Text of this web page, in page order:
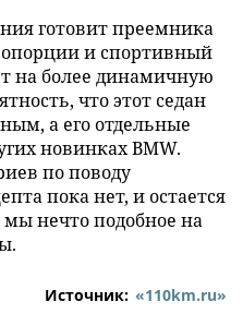
готовит преемника
и спортивный
на более динамичную
что этот седан
а его отдельные
новинках BMW.
по поводу
пока нет, и остается
нечто подобное на
Источник: «110km.ru»